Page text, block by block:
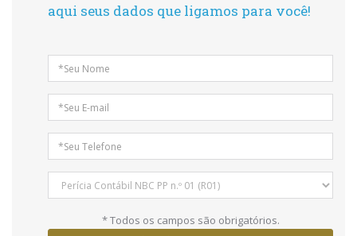
aqui seus dados que ligamos para você!
* Todos os campos são obrigatórios.